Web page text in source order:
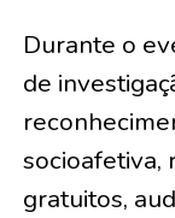
Durante o
de
socioafetiva,
gratuitos,